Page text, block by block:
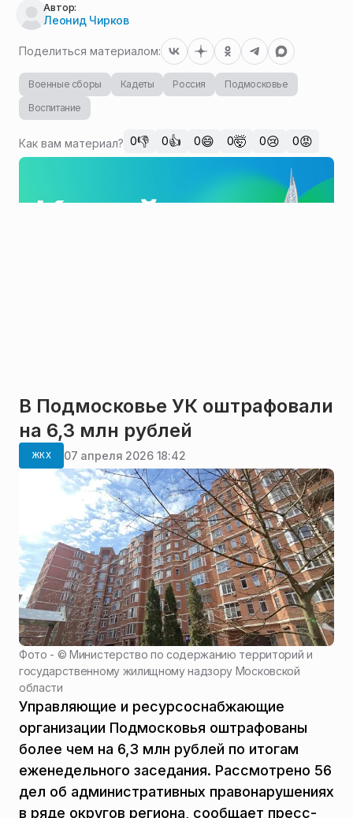
Автор:
Леонид Чирков
Поделиться материалом:
Военные сборы Кадеты Россия
Подмосковье
Воспитание
Как вам материал? 0👎 0👍 0😄 0🤯 0😢 0😡
В Подмосковье УК оштрафовали
на 6,3 млн рублей
ЖКХ 07 апреля 2026 18:42
Фото - ©Министерство по содержанию территорий и
государственному жилищному надзору Московской
области
Управляющие и ресурсоснабжающие
организации Подмосковья оштрафованы
более чем на 6,3 млн рублей по итогам
еженедельного заседания. Рассмотрено 56
дел об административных правонарушениях
в ряде округов региона, сообщает пресс-